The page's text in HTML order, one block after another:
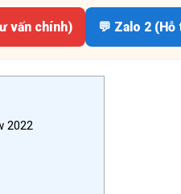
vấn chính) 💬 Zalo 2
2022